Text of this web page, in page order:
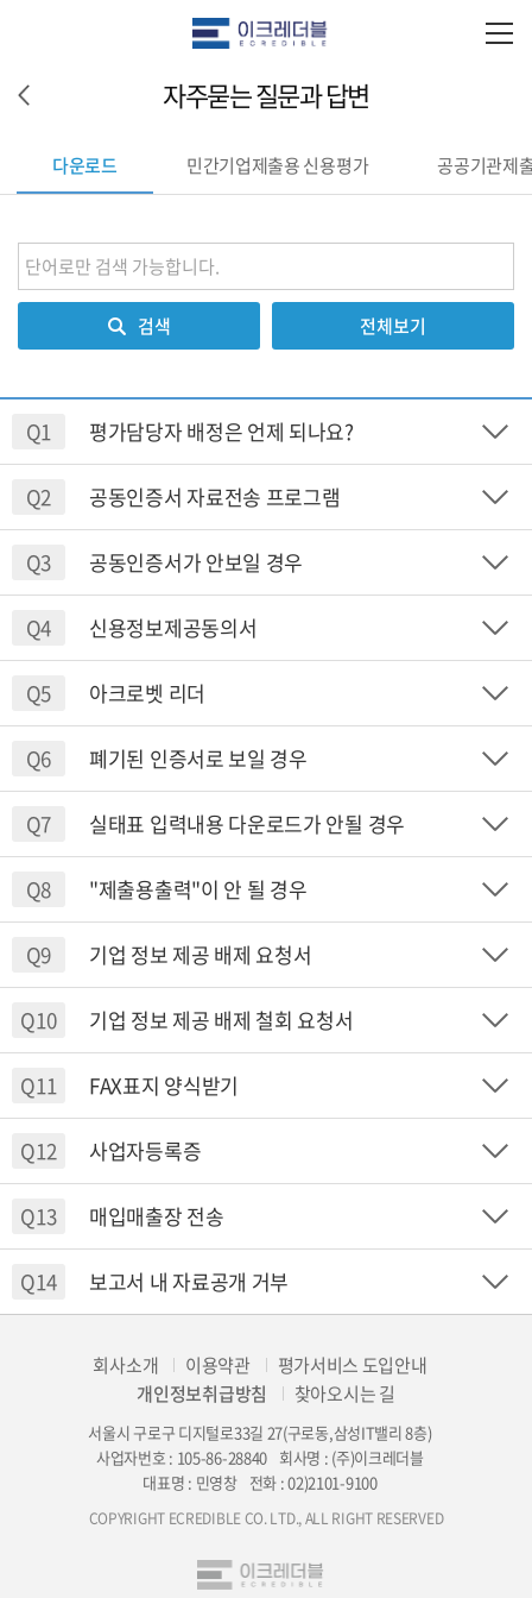
자주묻는 질문과 답변
다운로드 민간기업제출용 신용평가 공공기관제
검색 전체보기
Q1 평가담당자 배정은 언제 되나요?
Q2 공동인증서 자료전송 프로그램
Q3 공동인증서가 안보일 경우
Q4 신용정보제공동의서
Q5 아크로벳 리더
Q6 폐기된 인증서로 보일 경우
Q7 실태표 입력내용 다운로드가 안될 경우
Q8 "제출용출력"이 안 될 경우
Q9 기업 정보 제공 배제 요청서
Q10 기업 정보 제공 배제 철회 요청서
Q11 FAX표지 양식받기
Q12 사업자등록증
Q13 매입매출장 전송
Q14 보고서 내 자료공개 거부
회사소개 이용약관
평가서비스 도입안내
개인정보취급방침
찾아오시는 길
서울시 구로구 디지털로33길 27(구로동,삼성IT밸리 8층)
사업자번호 : 105-86-28840 회사명 : (주)이크레더블
대표명 : 민영창 전화 : 02)2101-9100
COPYRIGHT ECREDIBLE CO. LTD., ALL RIGHT RESERVED